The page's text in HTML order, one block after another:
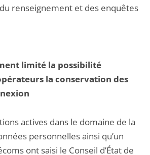
renseignement et des enquêtes
limité la possibilité
la conservation des
actives dans le domaine de la
personnelles ainsi qu’un
ont saisi le Conseil d’État de